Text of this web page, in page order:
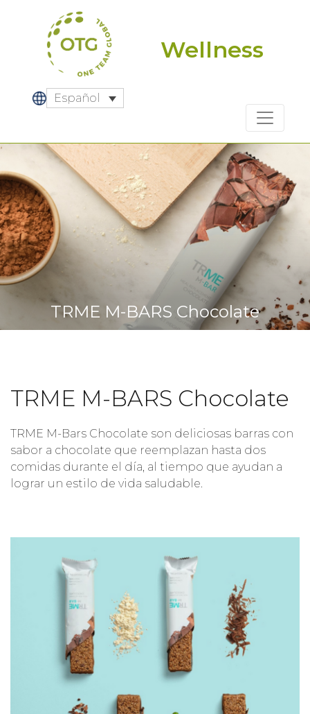
Wellness
Español
TRME M-BARS Chocolate
TRME M-BARS Chocolate
TRME M-Bars Chocolate son deliciosas barras con
sabor a chocolate que reemplazan hasta dos
comidas durante el día, al tiempo que ayudan a
lograr un estilo de vida saludable.